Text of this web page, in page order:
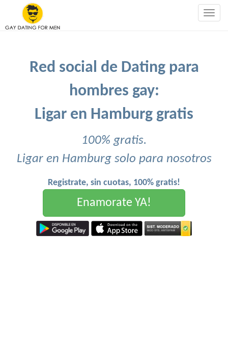
Red social de Dating para
hombres gay:
Ligar en Hamburg gratis
100% gratis.
Ligar en Hamburg solo para nosotros
Registrate, sin cuotas, 100% gratis!
Enamorate YA!